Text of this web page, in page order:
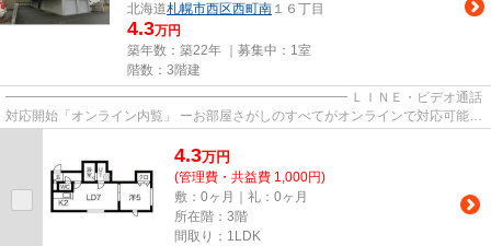
北海道札幌市西区西町南 １６丁目
4.3万円
築年数：築22年 ｜募集中： 1室
階数：3階建
━━━━━━━━━━━━━━━━━━━━━━━━━━ ＬＩＮＥ・ビデオ通話
対応開始「オンライン内覧」 ーお部屋さがしのすべてがオンラインで対応可能ー
4.3万円
(管理費・共益費 1,000円)
敷：0ヶ月｜礼：0ヶ月
所在階：3階
間取り：1LDK